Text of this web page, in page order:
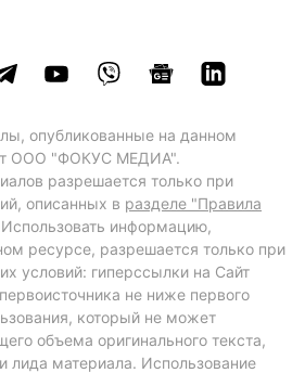
опубликованные на данном
ООО "ФОКУС МЕДИА".
разрешается только при
описанных в разделе "Правила
информацию,
ресурсе, разрешается только при
условий: гиперссылки на Сайт
не ниже первого
который не может
объема оригинального текста,
лида материала. Использование